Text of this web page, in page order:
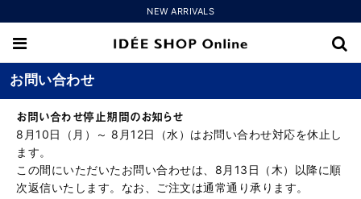
NEW ARRIVALS
お問い合わせ
お問い合わせ停止期間のお知らせ
8月10日（月）～ 8月12日（水）はお問い合わせ対応を休止し
ます。
この間にいただいたお問い合わせは、8月13日（木）以降に順
次返信いたします。なお、ご注文は通常通り承ります。